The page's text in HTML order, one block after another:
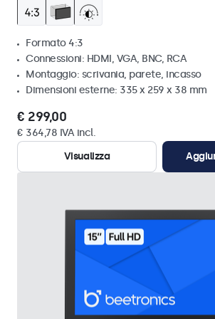
Formato 4:3
Connessioni: HDMI, VGA, BNC, RCA
Montaggio: scrivania, parete, incasso
Dimensioni esterne: 335 x 259 x 38 mm
€ 299,00
€ 364,78 IVA incl.
Visualizza